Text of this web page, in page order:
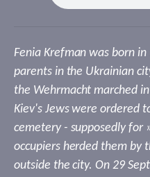
Fenia Krefman was born
parents in the Ukrainian
the Wehrmacht marched
Kiev's Jews were ordered
cemetery - supposedly for
occupiers herded them by
outside the city. On 29